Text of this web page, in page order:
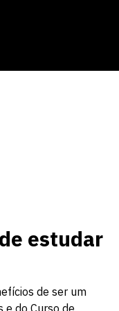
estudar
de ser um
e do Curso de